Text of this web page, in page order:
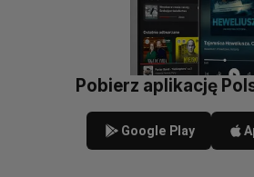
Pobierz aplikację
Google Play